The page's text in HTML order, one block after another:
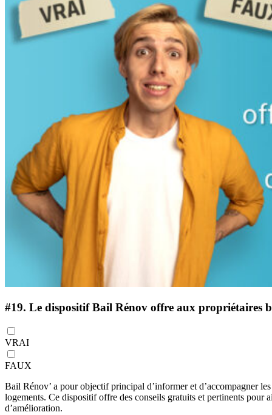
#19. Le dispositif Bail Rénov offre aux propriétaires
VRAI
FAUX
Bail Rénov’ a pour objectif principal d’informer et d’accompagner
logements. Ce dispositif offre des conseils gratuits et pertinents pour
d’amélioration.